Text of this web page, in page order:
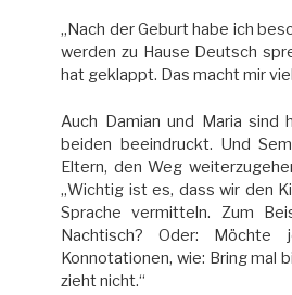
„Nach der Geburt habe ich
werden zu Hause Deutsch
hat geklappt. Das macht mir
Auch Damian und Maria sind
beiden beeindruckt. Und
Eltern, den Weg
„Wichtig ist es, dass wir den
Sprache vermitteln. Zum
Nachtisch? Oder: Möchte
Konnotationen, wie: Bring mal
zieht nicht.“